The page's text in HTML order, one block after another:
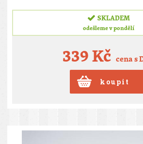
SKLADEM
odešleme v pondělí
339 Kč cena s